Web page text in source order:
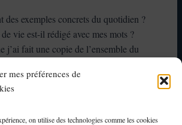
mes préférences de
on utilise des technologies comme les cookies
exemples concrets du quotidien ?
vie est-il rédigé avec mes mots ?
j’ai fait une copie de l’ensemble du